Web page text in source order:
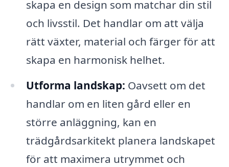
skapa en design som matchar din stil
och livsstil. Det handlar om att välja
rätt växter, material och färger för att
skapa en harmonisk helhet.
Utforma landskap: Oavsett om det
handlar om en liten gård eller en
större anläggning, kan en
trädgårdsarkitekt planera landskapet
för att maximera utrymmet och